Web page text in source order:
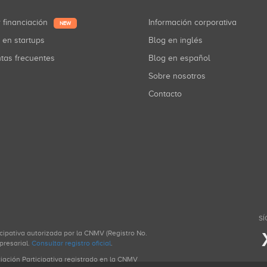
financiación NEW
en startups
frecuentes
Información corporativa
Blog en inglés
Blog en español
Sobre nosotros
Contacto
autorizada por la CNMV (Registro No.
Consultar registro oficial.
Participativa registrado en la CNMV